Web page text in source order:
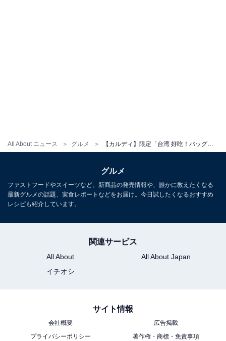
All About ニュース グルメ
こんなにかわいい台湾バッグの中には、3つの台湾グル
メが入っています。1つずつご紹介します。
グルメ
ファストフードやスイーツなど、新商品の発売情報や、誰かに教えたくなる
最新グルメの話題、実食レポートなどをお届け。今日試したくなるおすすめ
レシピも紹介しています。
関連サービス
All About
All About Japan
イチオシ
サイト情報
会社概要
広告掲載
プライバシーポリシー
著作権・商標・免責事項